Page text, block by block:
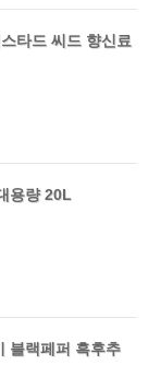
타드 씨드 향신료
용량 20L
블랙페퍼 흑후추